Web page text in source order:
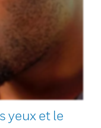
yeux et le